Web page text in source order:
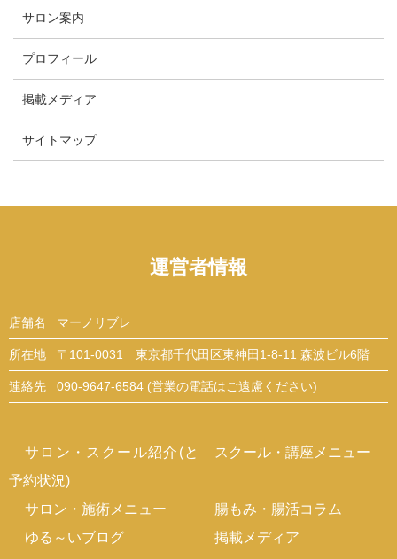
サロン案内
プロフィール
掲載メディア
サイトマップ
運営者情報
店舗名 マーノリブレ
所在地 〒101-0031 東京都千代田区東神田1-8-11 森波ビル6階
連絡先 090-9647-6584 (営業の電話はご遠慮ください)
サロン・スクール紹介(と
予約状況)
スクール・講座メニュー
サロン・施術メニュー
腸もみ・腸活コラム
ゆる～いブログ
掲載メディア